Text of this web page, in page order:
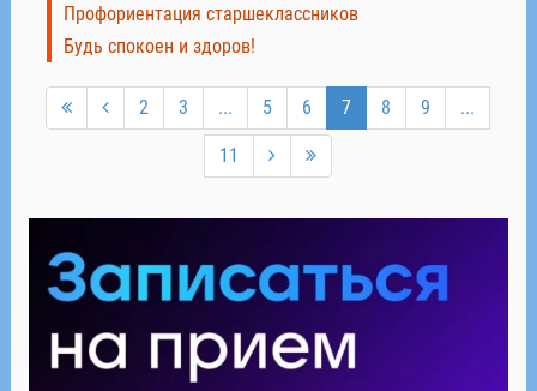
Профориентация старшеклассников
Будь спокоен и здоров!
2 3 ... 5 6 7 8 9 ...
11